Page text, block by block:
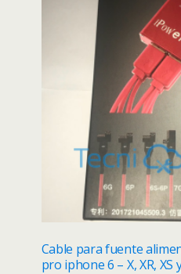
Cable para fuente
pro iphone 6 – X, XR, XS